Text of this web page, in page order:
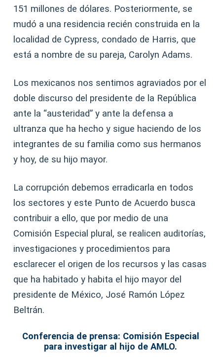
151 millones de dólares. Posteriormente, se
mudó a una residencia recién construida en la
localidad de Cypress, condado de Harris, que
está a nombre de su pareja, Carolyn Adams.
Los mexicanos nos sentimos agraviados por el
doble discurso del presidente de la República
ante la “austeridad” y ante la defensa a
ultranza que ha hecho y sigue haciendo de los
integrantes de su familia como sus hermanos
y hoy, de su hijo mayor.
La corrupción debemos erradicarla en todos
los sectores y este Punto de Acuerdo busca
contribuir a ello, que por medio de una
Comisión Especial plural, se realicen auditorías,
investigaciones y procedimientos para
esclarecer el origen de los recursos y las casas
que ha habitado y habita el hijo mayor del
presidente de México, José Ramón López
Beltrán.
Conferencia de prensa: Comisión Especial
para investigar al hijo de AMLO.